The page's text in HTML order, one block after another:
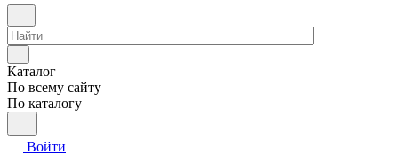
Каталог
По всему сайту
По каталогу
Войти